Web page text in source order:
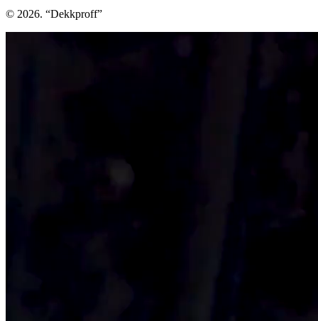
© 2026. “Dekkproff”